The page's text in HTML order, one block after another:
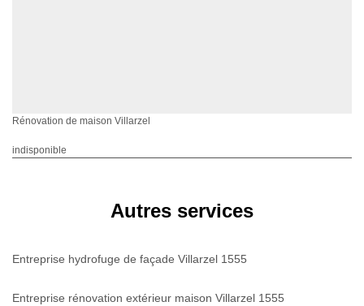
Rénovation de maison Villarzel
indisponible
Autres services
Entreprise hydrofuge de façade Villarzel 1555
Entreprise rénovation extérieur maison Villarzel 1555